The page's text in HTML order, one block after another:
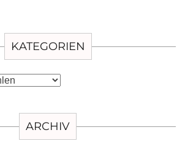
KATEGORIEN
ARCHIV